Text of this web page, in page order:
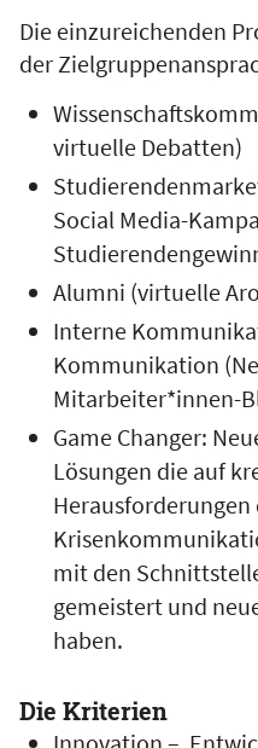
Die einzureichenden
der
virtuelle Debatten)
Social Media-
Alumni (virtuelle
Interne
Kommunikation
Mitarbeiter*innen-
Game Changer:
Lösungen die auf
Herausforderungen
mit den
gemeistert und
haben.
Die Kriterien